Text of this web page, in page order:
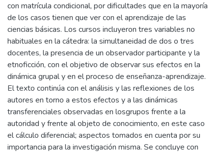
con matrícula condicional, por dificultades que en la mayoría
de los casos tienen que ver con el aprendizaje de las
ciencias básicas. Los cursos incluyeron tres variables no
habituales en la cátedra: la simultaneidad de dos o tres
docentes, la presencia de un observador participante y la
etnoficción, con el objetivo de observar sus efectos en la
dinámica grupal y en el proceso de enseñanza-aprendizaje.
El texto continúa con el análisis y las reflexiones de los
autores en torno a estos efectos y a las dinámicas
transferenciales observadas en losgrupos frente a la
autoridad y frente al objeto de conocimiento, en este caso
el cálculo diferencial; aspectos tomados en cuenta por su
importancia para la investigación misma. Se concluye con